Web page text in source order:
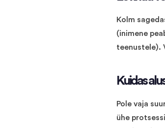
Kolm
(inimene
teenustele).
Kuidas
Pole vaja
ühe